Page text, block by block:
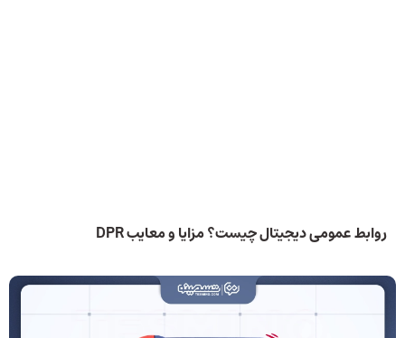
روابط عمومی دیجیتال چیست؟ مزایا و معایب DPR